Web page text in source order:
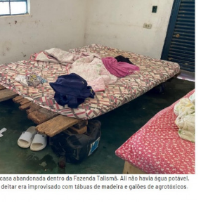
dormiam em uma casa